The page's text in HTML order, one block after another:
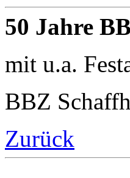
50 Jahre
mit u.a.
BBZ
Zurück